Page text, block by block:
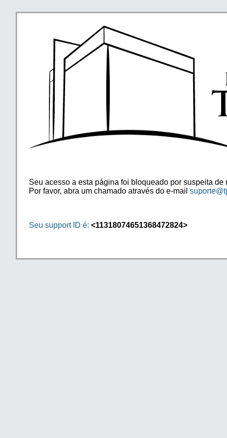
Seu acesso a esta página foi bloqueado por suspeita de
Por favor, abra um chamado através do e-mail
Seu support ID é: <11318074651368472824>